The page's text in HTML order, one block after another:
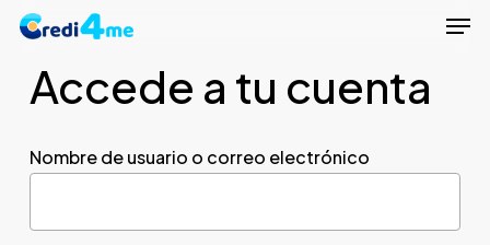
Skip
mainAccede a tu cuenta
Nombre de usuario o correo electrónico